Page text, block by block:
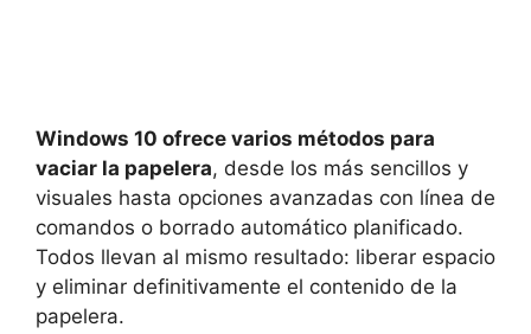
Windows 10 ofrece varios métodos para
vaciar la papelera, desde los más sencillos y
visuales hasta opciones avanzadas con línea de
comandos o borrado automático planificado.
Todos llevan al mismo resultado: liberar espacio
y eliminar definitivamente el contenido de la
papelera.